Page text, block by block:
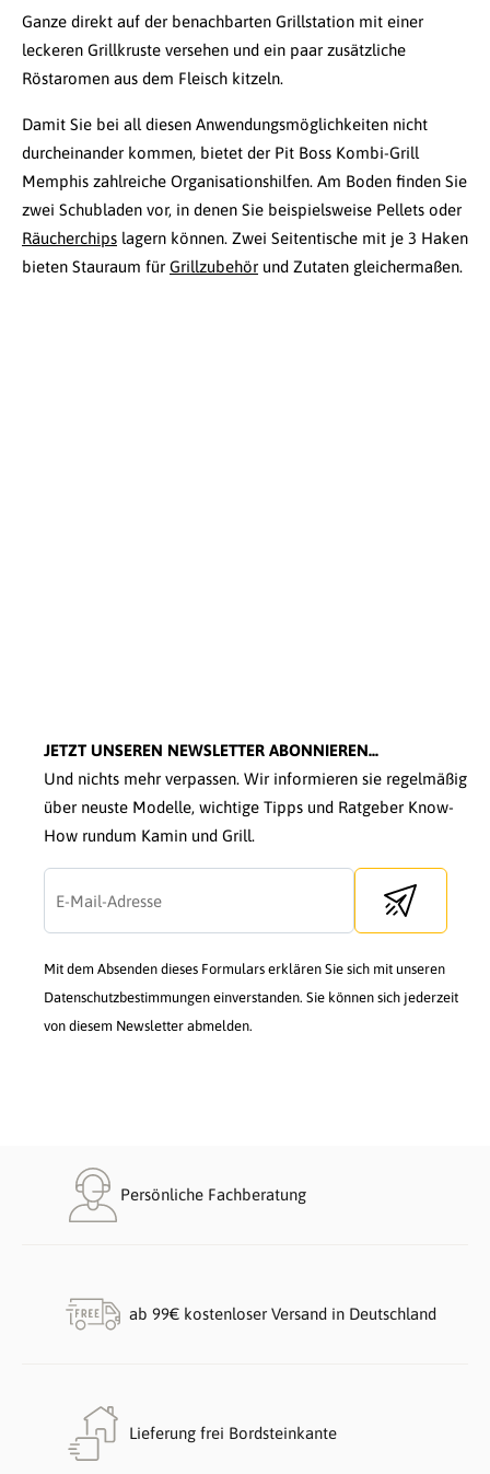
Ganze direkt auf der benachbarten Grillstation mit einer
leckeren Grillkruste versehen und ein paar zusätzliche
Röstaromen aus dem Fleisch kitzeln.
Damit Sie bei all diesen Anwendungsmöglichkeiten nicht
durcheinander kommen, bietet der Pit Boss Kombi-Grill
Memphis zahlreiche Organisationshilfen. Am Boden finden Sie
zwei Schubladen vor, in denen Sie beispielsweise Pellets oder
Räucherchips lagern können. Zwei Seitentische mit je 3 Haken
bieten Stauraum für Grillzubehör und Zutaten gleichermaßen.
JETZT UNSEREN NEWSLETTER ABONNIEREN...
Und nichts mehr verpassen. Wir informieren sie regelmäßig
über neuste Modelle, wichtige Tipps und Ratgeber Know-
How rundum Kamin und Grill.
Send
Mit dem Absenden dieses Formulars erklären Sie sich mit unseren
Datenschutzbestimmungen einverstanden. Sie können sich jederzeit
von diesem Newsletter abmelden.
Persönliche Fachberatung
ab 99€ kostenloser Versand in Deutschland
Lieferung frei Bordsteinkante